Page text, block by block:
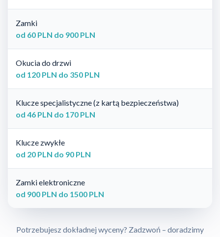
Zamki
od 60 PLN do 900 PLN
Okucia do drzwi
od 120 PLN do 350 PLN
Klucze specjalistyczne (z kartą bezpieczeństwa)
od 46 PLN do 170 PLN
Klucze zwykłe
od 20 PLN do 90 PLN
Zamki elektroniczne
od 900 PLN do 1500 PLN
Potrzebujesz dokładnej wyceny? Zadzwoń – doradzimy